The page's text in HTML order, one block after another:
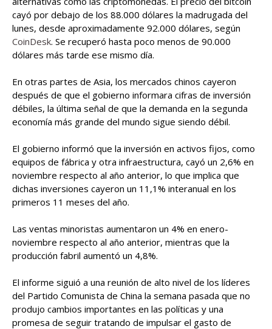
cayó por debajo de los 88.000 dólares la madrugada del
lunes, desde aproximadamente 92.000 dólares, según
CoinDesk. Se recuperó hasta poco menos de 90.000
dólares más tarde ese mismo día.
En otras partes de Asia, los mercados chinos cayeron
después de que el gobierno informara cifras de inversión
débiles, la última señal de que la demanda en la segunda
economía más grande del mundo sigue siendo débil.
El gobierno informó que la inversión en activos fijos, como
equipos de fábrica y otra infraestructura, cayó un 2,6% en
noviembre respecto al año anterior, lo que implica que
dichas inversiones cayeron un 11,1% interanual en los
primeros 11 meses del año.
Las ventas minoristas aumentaron un 4% en enero-
noviembre respecto al año anterior, mientras que la
producción fabril aumentó un 4,8%.
El informe siguió a una reunión de alto nivel de los líderes
del Partido Comunista de China la semana pasada que no
produjo cambios importantes en las políticas y una
promesa de seguir tratando de impulsar el gasto de